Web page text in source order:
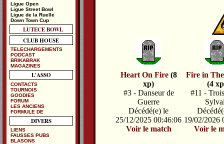
Heart On Fire(8
xp)
#3 - Danseur de
Guerre
Décédé(e) le
25/12/2025 00:46:06
Voir le match
Fire in
(4
#11 -
19/02/2026
Voir le
Ligue Open
Ligue Street Bowl
Ligue de la Ruelle
Down Town Cup
LUTECE BOWL
CLUB HOUSE
TELECHARGEMENTS
PODCAST
BRIKABRAK
MAGAZINES
L'ASSO
CONTACTS
TOURNOIS
GOODIES
FORUM
LES ANCIENS
FORMULE DE
DIVERS
LIENS
FAUSSES PUBS
BLASONS